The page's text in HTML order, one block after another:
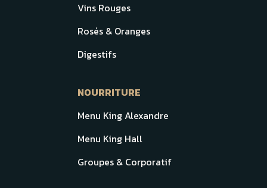
Vins Rouges
Rosés & Oranges
Digestifs
NOURRITURE
Menu King Alexandre
Menu King Hall
Groupes & Corporatif